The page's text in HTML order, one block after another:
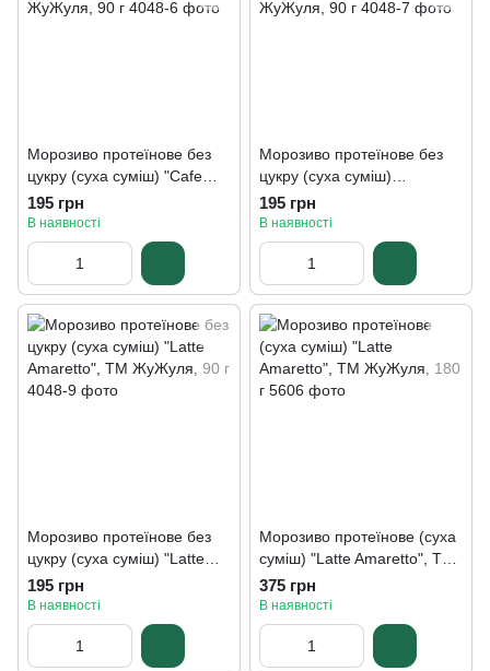
Морозиво протеїнове без
цукру (суха суміш) "Cafe
Crema\Еспресо", ТМ
ЖуЖуля, 90 г
195 грн
В наявності
Морозиво протеїнове без
цукру (суха суміш)
"Тирамісу шоколадне", ТМ
ЖуЖуля, 90 г
195 грн
В наявності
Морозиво протеїнове без
цукру (суха суміш) "Latte
Amaretto", ТМ ЖуЖуля, 90 г
195 грн
В наявності
Морозиво протеїнове (суха
суміш) "Latte Amaretto", ТМ
ЖуЖуля, 180 г
375 грн
В наявності